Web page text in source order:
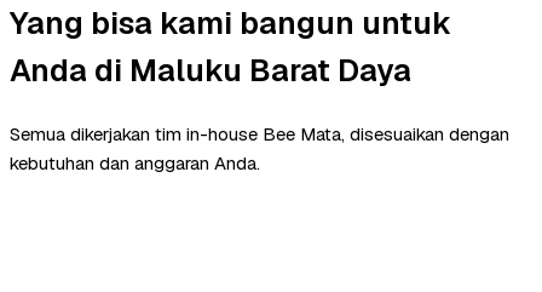
Yang bisa kami bangun untuk
Anda di Maluku Barat Daya
Semua dikerjakan tim in-house Bee Mata, disesuaikan dengan
kebutuhan dan anggaran Anda.